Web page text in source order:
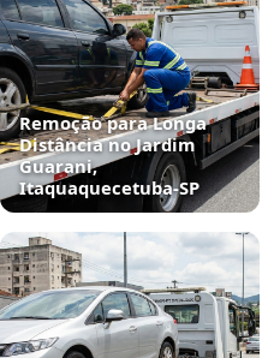
Remoção para Longa
Distância no Jardim
Guarani,
Itaquaquecetuba‑SP